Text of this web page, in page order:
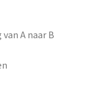
A naar B